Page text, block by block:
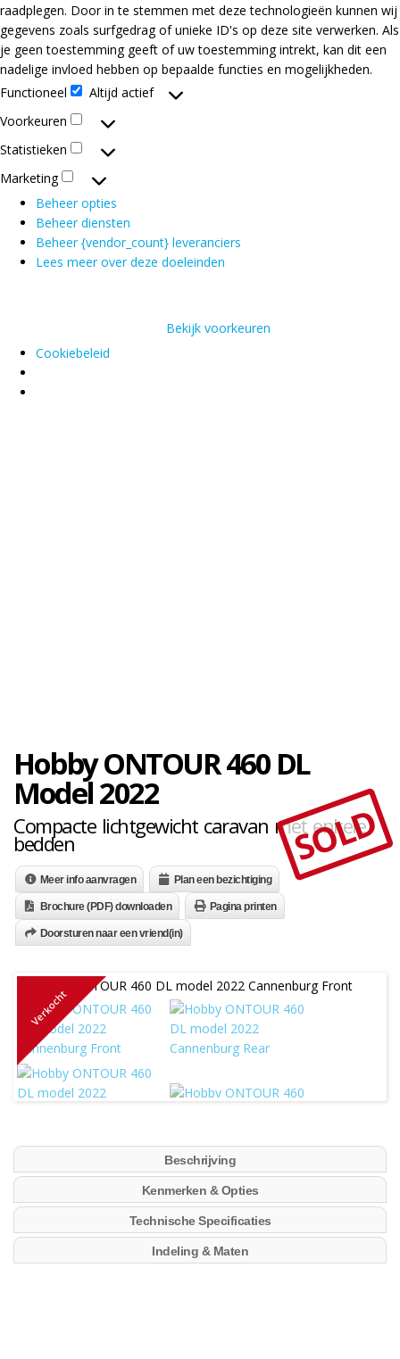
raadplegen. Door in te stemmen met deze technologieën kunnen wij
gegevens zoals surfgedrag of unieke ID's op deze site verwerken. Als
je geen toestemming geeft of uw toestemming intrekt, kan dit een
nadelige invloed hebben op bepaalde functies en mogelijkheden.
Functioneel
Functioneel
Altijd actief
Voorkeuren
Voorkeuren
Statistieken
Statistieken
Marketing
Marketing
Beheer opties
Beheer diensten
Beheer {vendor_count} leveranciers
Lees meer over deze doeleinden
Bekijk voorkeuren
Cookiebeleid
Hobby ONTOUR 460 DL
Model 2022
Compacte lichtgewicht caravan met enkele
bedden SOLD
Meer info aanvragen Plan een bezichtiging
Brochure (PDF) downloaden Pagina printen
Doorsturen naar een vriend(in)
Verkocht
Beschrijving
Kenmerken & Opties
Technische Specificaties
Indeling & Maten